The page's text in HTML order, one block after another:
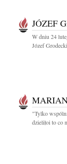
JÓZEF
W dniu 24
Józef
"Tylko
dzieliłoi to co